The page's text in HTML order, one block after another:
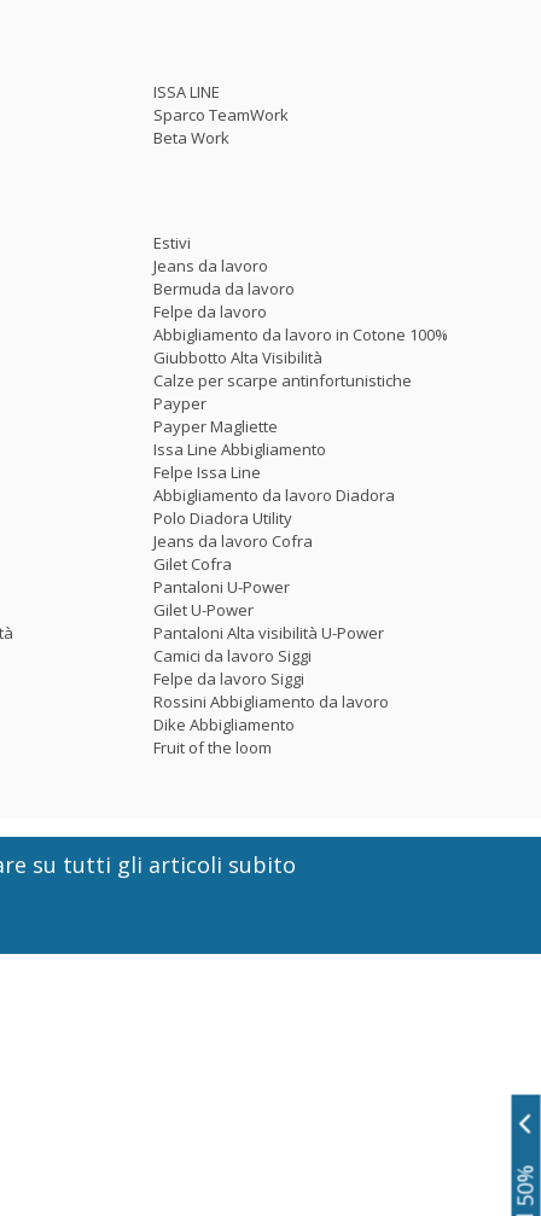
ISSA LINE
Sparco TeamWork
Beta Work
Estivi
Jeans da lavoro
Bermuda da lavoro
Felpe da lavoro
Abbigliamento da lavoro in Cotone 100%
Giubbotto Alta Visibilità
Calze per scarpe antinfortunistiche
Payper
Payper Magliette
Issa Line Abbigliamento
Felpe Issa Line
Abbigliamento da lavoro Diadora
Polo Diadora Utility
Jeans da lavoro Cofra
Gilet Cofra
Pantaloni U-Power
Gilet U-Power
Pantaloni Alta visibilità U-Power
Camici da lavoro Siggi
Felpe da lavoro Siggi
Rossini Abbigliamento da lavoro
Dike Abbigliamento
Fruit of the loom
su tutti gli articoli subito